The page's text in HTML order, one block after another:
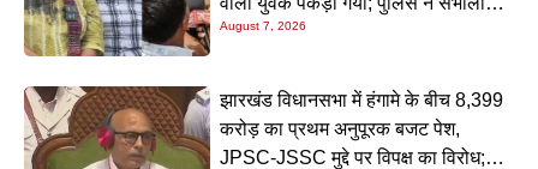
मोर्चा
August 7, 2026
झारखंड विधानसभा में हंगामे के बीच 8,399
करोड़ का प्रथम अनुपूरक बजट पेश,
JPSC-JSSC मुद्दे पर विपक्ष का विरोध;